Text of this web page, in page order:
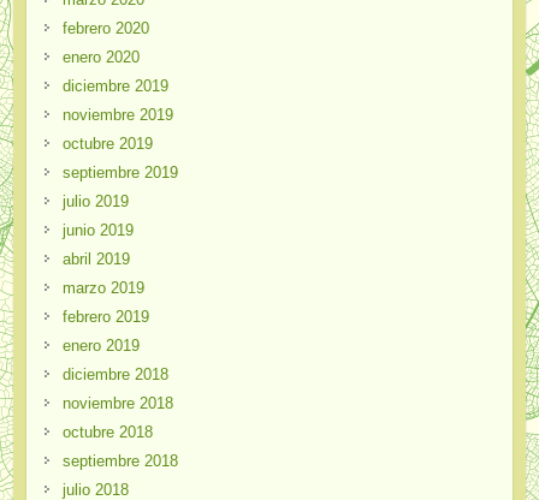
febrero 2020
enero 2020
diciembre 2019
noviembre 2019
octubre 2019
septiembre 2019
julio 2019
junio 2019
abril 2019
marzo 2019
febrero 2019
enero 2019
diciembre 2018
noviembre 2018
octubre 2018
septiembre 2018
julio 2018